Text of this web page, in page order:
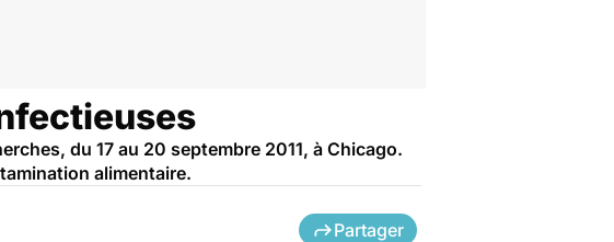
du 17 au 20 septembre 2011, à Chicago.
alimentaire.
Partager